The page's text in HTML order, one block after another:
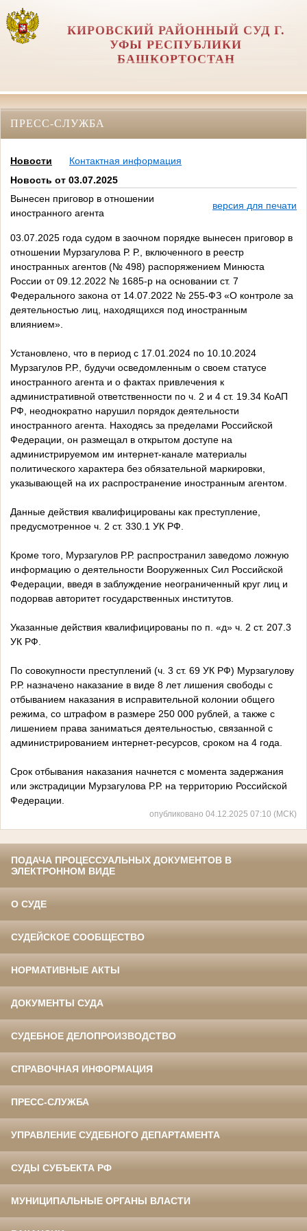
КИРОВСКИЙ РАЙОННЫЙ СУД Г.
УФЫ РЕСПУБЛИКИ
БАШКОРТОСТАН
ПРЕСС-СЛУЖБА
Новости
Контактная информация
Новость от 03.07.2025
Вынесен приговор в отношении
иностранного агента
версия для печати
03.07.2025 года судом в заочном порядке вынесен приговор в
отношении Мурзагулова Р. Р., включенного в реестр
иностранных агентов (№ 498) распоряжением Минюста
России от 09.12.2022 № 1685-р на основании ст. 7
Федерального закона от 14.07.2022 № 255-ФЗ «О контроле за
деятельностью лиц, находящихся под иностранным
влиянием».
Установлено, что в период с 17.01.2024 по 10.10.2024
Мурзагулов Р.Р., будучи осведомленным о своем статусе
иностранного агента и о фактах привлечения к
административной ответственности по ч. 2 и 4 ст. 19.34 КоАП
РФ, неоднократно нарушил порядок деятельности
иностранного агента. Находясь за пределами Российской
Федерации, он размещал в открытом доступе на
администрируемом им интернет-канале материалы
политического характера без обязательной маркировки,
указывающей на их распространение иностранным агентом.
Данные действия квалифицированы как преступление,
предусмотренное ч. 2 ст. 330.1 УК РФ.
Кроме того, Мурзагулов Р.Р. распространил заведомо ложную
информацию о деятельности Вооруженных Сил Российской
Федерации, введя в заблуждение неограниченный круг лиц и
подорвав авторитет государственных институтов.
Указанные действия квалифицированы по п. «д» ч. 2 ст. 207.3
УК РФ.
По совокупности преступлений (ч. 3 ст. 69 УК РФ) Мурзагулову
Р.Р. назначено наказание в виде 8 лет лишения свободы с
отбыванием наказания в исправительной колонии общего
режима, со штрафом в размере 250 000 рублей, а также с
лишением права заниматься деятельностью, связанной с
администрированием интернет-ресурсов, сроком на 4 года.
Срок отбывания наказания начнется с момента задержания
или экстрадиции Мурзагулова Р.Р. на территорию Российской
Федерации.
опубликовано 04.12.2025 07:10 (МСК)
ПОДАЧА ПРОЦЕССУАЛЬНЫХ ДОКУМЕНТОВ В
ЭЛЕКТРОННОМ ВИДЕ
О СУДЕ
СУДЕЙСКОЕ СООБЩЕСТВО
НОРМАТИВНЫЕ АКТЫ
ДОКУМЕНТЫ СУДА
СУДЕБНОЕ ДЕЛОПРОИЗВОДСТВО
СПРАВОЧНАЯ ИНФОРМАЦИЯ
ПРЕСС-СЛУЖБА
УПРАВЛЕНИЕ СУДЕБНОГО ДЕПАРТАМЕНТА
СУДЫ СУБЪЕКТА РФ
МУНИЦИПАЛЬНЫЕ ОРГАНЫ ВЛАСТИ